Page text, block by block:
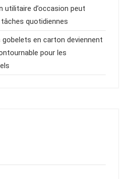
utilitaire d’occasion peut
quotidiennes
gobelets en carton deviennent
pour les